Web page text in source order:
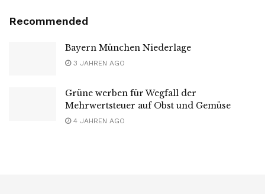
Recommended
Bayern München Niederlage
3 JAHREN AGO
Grüne werben für Wegfall der
Mehrwertsteuer auf Obst und Gemüse
4 JAHREN AGO